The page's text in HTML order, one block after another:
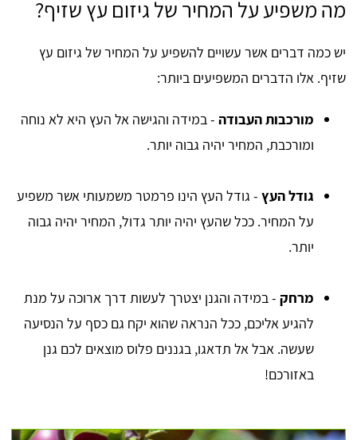
מה משפיע על המחיר של גיזום עץ שזיף?
יש כמה דברים אשר עשויים להשפיע על המחיר של גיזום עץ
שזיף. אלו הדברים המשפיעים ביותר:
מורכבות העבודה - במידה והגישה אל העץ היא לא נוחה
ומורכבת, המחיר יהיה גבוה יותר.
גודל העץ - גודל העץ הינו פרמטר משמעותי אשר משפיע
על המחיר. ככל שהעץ יהיה יותר גדול, המחיר יהיה גבוה
יותר.
מרחק - במידה והגנן יצטרך לעשות דרך ארוכה על מנת
להגיע אליכם, ככל הנראה שהוא יקח גם כסף על הנסיעה
שעשה. אבל אל תדאגו, בגננים פלוס מוצאים לכם גנן
באזורכם!